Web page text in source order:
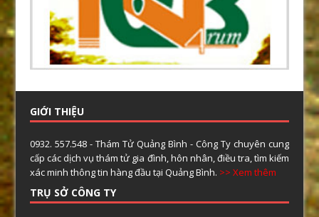
GIỚI THIỆU
0932. 557.548 - Thám Tử Quảng Bình - Công Ty chuyên cung
cấp các dịch vụ thám tử gia đình, hôn nhân, điều tra, tìm kiếm
xác minh thông tin hàng đầu tại Quảng Bình. >> Xem thêm
TRỤ SỞ CÔNG TY